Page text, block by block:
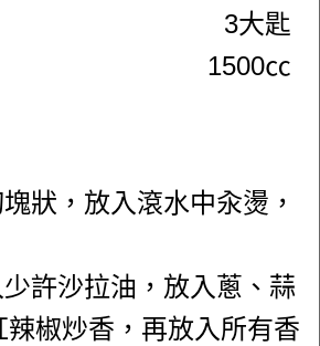
3大匙
1500㏄
狀，放入滾水中汆燙，
許沙拉油，放入蔥、蒜
辣椒炒香，再放入所有香